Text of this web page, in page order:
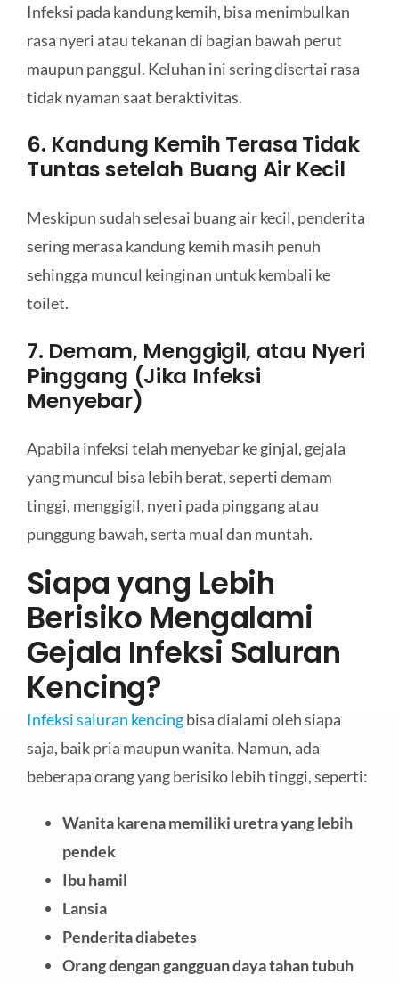
Infeksi pada kandung kemih, bisa menimbulkan
rasa nyeri atau tekanan di bagian bawah perut
maupun panggul. Keluhan ini sering disertai rasa
tidak nyaman saat beraktivitas.
6. Kandung Kemih Terasa Tidak
Tuntas setelah Buang Air Kecil
Meskipun sudah selesai buang air kecil, penderita
sering merasa kandung kemih masih penuh
sehingga muncul keinginan untuk kembali ke
toilet.
7. Demam, Menggigil, atau Nyeri
Pinggang (Jika Infeksi
Menyebar)
Apabila infeksi telah menyebar ke ginjal, gejala
yang muncul bisa lebih berat, seperti demam
tinggi, menggigil, nyeri pada pinggang atau
punggung bawah, serta mual dan muntah.
Siapa yang Lebih
Berisiko Mengalami
Gejala Infeksi Saluran
Kencing?
Infeksi saluran kencingbisa dialami oleh siapa
saja, baik pria maupun wanita. Namun, ada
beberapa orang yang berisiko lebih tinggi, seperti:
Wanita karena memiliki uretra yang lebih
pendek
Ibu hamil
Lansia
Penderita diabetes
Orang dengan gangguan daya tahan tubuh